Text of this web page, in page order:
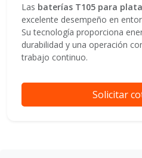
Las baterías T105 para
excelente desempeño en
Su tecnología proporciona
durabilidad y una operación
trabajo continuo.
Solicitar